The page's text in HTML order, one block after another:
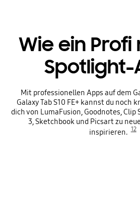
Wie ein
Spotlight-
Mit professionellen Apps auf dem
Galaxy Tab S10 FE+ kannst du noch
dich von LumaFusion, Goodnotes,
3, Sketchbook und Picsart zu
inspirieren. 12